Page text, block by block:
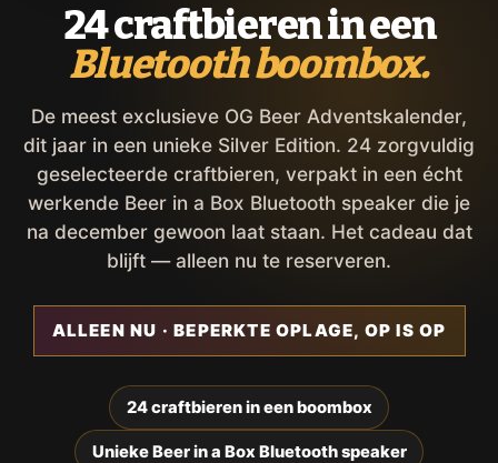
24 craftbieren in een
Bluetooth boombox.
De meest exclusieve OG Beer Adventskalender,
dit jaar in een unieke Silver Edition. 24 zorgvuldig
geselecteerde craftbieren, verpakt in een écht
werkende Beer in a Box Bluetooth speaker die je
na december gewoon laat staan. Het cadeau dat
blijft — alleen nu te reserveren.
ALLEEN NU · BEPERKTE OPLAGE, OP IS OP
24 craftbieren in een boombox
Unieke Beer in a Box Bluetooth speaker